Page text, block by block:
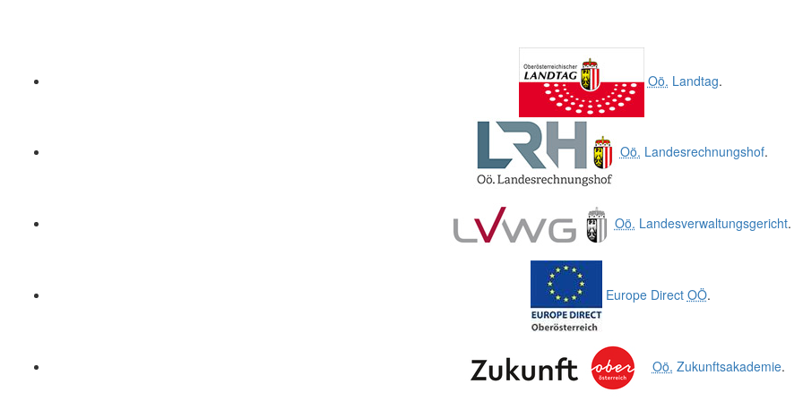
Oö. Landtag.
Oö. Landesrechnungshof.
Oö. Landesverwaltungsgericht.
Europe Direct OÖ.
Oö. Zukunftsakademie.